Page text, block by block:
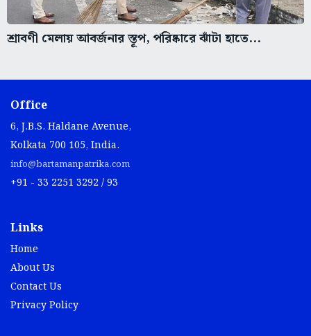
শ্রাবণী মেলায় আবর্জনার স্তূপ, পরিষ্কারে ঝাঁটা হাতে...
Office
6, J.B.S. Haldane Avenue,
Kolkata 700 105, India.
info@bartamanpatrika.com
+91 - 33 2251 3292 / 93
Links
Home
About Us
Contact Us
Privacy Policy